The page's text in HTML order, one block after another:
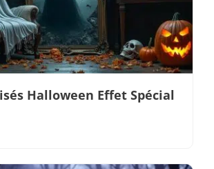
Halloween Effet Spécial